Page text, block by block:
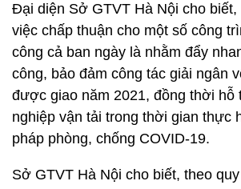
Đại diện Sở GTVT Hà Nội cho
việc chấp thuận cho một số công
công cả ban ngày là nhằm đẩy
công, bảo đảm công tác giải ngân
được giao năm 2021, đồng thời hỗ
nghiệp vận tải trong thời gian thực
pháp phòng, chống COVID-19.
Sở GTVT Hà Nội cho biết, theo